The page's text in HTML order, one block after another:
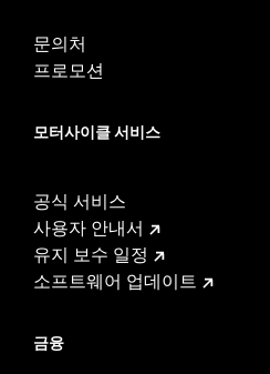
문의처
프로모션
모터사이클 서비스
공식 서비스
사용자 안내서
유지 보수 일정
소프트웨어 업데이트
금융